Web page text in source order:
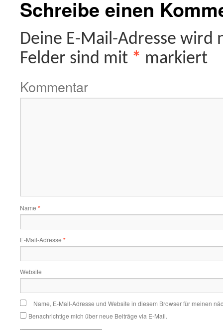
Schreibe einen
Deine E-Mail-Adresse
Felder sind mit * markiert
Kommentar
Name *
E-Mail-Adresse *
Website
Name, E-Mail-Adresse und Website in diesem Browser für meinen
Benachrichtige mich über neue Beiträge via E-Mail.